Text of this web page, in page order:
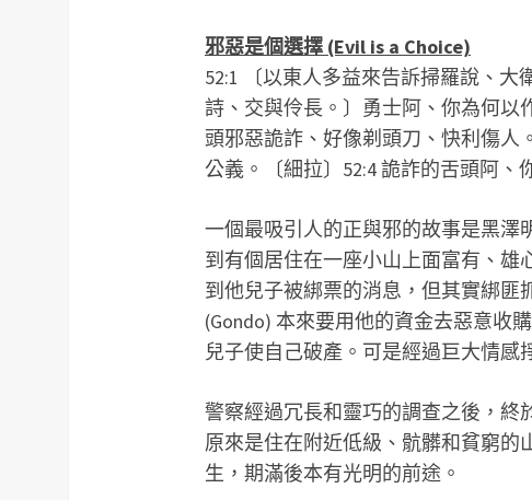
邪惡是個選擇 (Evil is a Choice)
52:1 〔以東人多益來告訴掃羅說、
詩、交與伶長。〕勇士阿、你為何以
頭邪惡詭詐、好像剃頭刀、快利傷人
公義。〔細拉〕52:4 詭詐的舌頭阿、
一個最吸引人的正與邪的故事是黑澤
到有個居住在一座小山上面富有、
到他兒子被綁票的消息，但其實綁匪
(Gondo) 本來要用他的資金去惡意收
兒子使自己破產。可是經過巨大情感
警察經過冗長和靈巧的調查之後，終
原來是住在附近低級、骯髒和貧窮的
生，期滿後本有光明的前途。